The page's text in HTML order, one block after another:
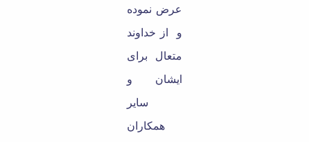
عرض نموده
و از خداوند
متعال برای
ایشان و
سایر
همکاران